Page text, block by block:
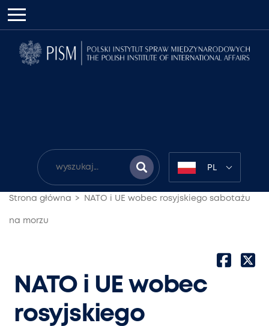
PL
Strona główna NATO i UE wobec rosyjskiego sabotażu
na morzu
NATO i UE wobec
rosyjskiego